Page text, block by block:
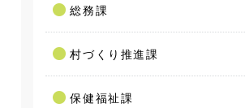
総務課
村づくり推進課
保健福祉課